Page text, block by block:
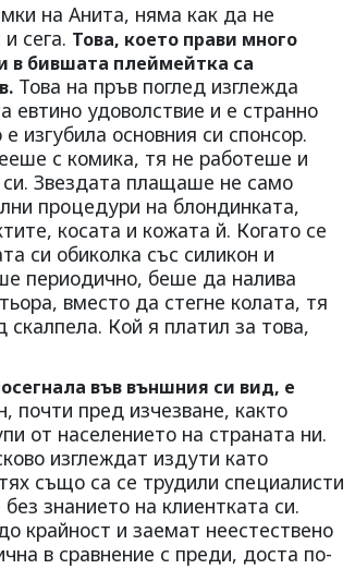
на Анита, няма как да не
сега. Това, което прави много
в бившата плеймейтка са
Това на пръв поглед изглежда
евтино удоволствие и е странно
изгубила основния си спонсор.
с комика, тя не работеше и
Звездата плащаше не само
процедури на блондинката,
косата и кожата й. Когато се
си обиколка със силикон и
периодично, беше да налива
вместо да стегне колата, тя
скалпела. Кой я платил за това,
във външния си вид, е
почти пред изчезване, както
от населението на страната ни.
изглеждат издути като
също са се трудили специалисти
знанието на клиентката си.
крайност и заемат неестествено
в сравнение с преди, доста по-